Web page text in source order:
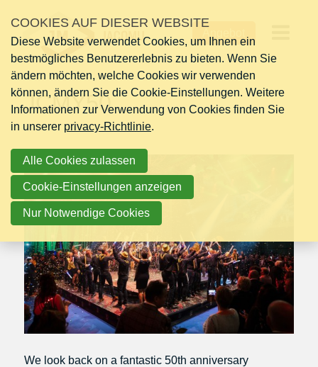
überspringen
Jump
to
navigation
Jump
to
main
JCMY50
Montag 02 Dezember 2019
We look back on a fantastic 50th anniversary
COOKIES AUF DIESER WEBSITE
Diese Website verwendet Cookies, um Ihnen ein
bestmögliches Benutzererlebnis zu bieten. Wenn Sie
ändern möchten, welche Cookies wir verwenden
können, ändern Sie die Cookie-Einstellungen. Weitere
Informationen zur Verwendung von Cookies finden Sie
in unserer privacy-Richtlinie.
Alle Cookies zulassen
Cookie-Einstellungen anzeigen
Nur Notwendige Cookies